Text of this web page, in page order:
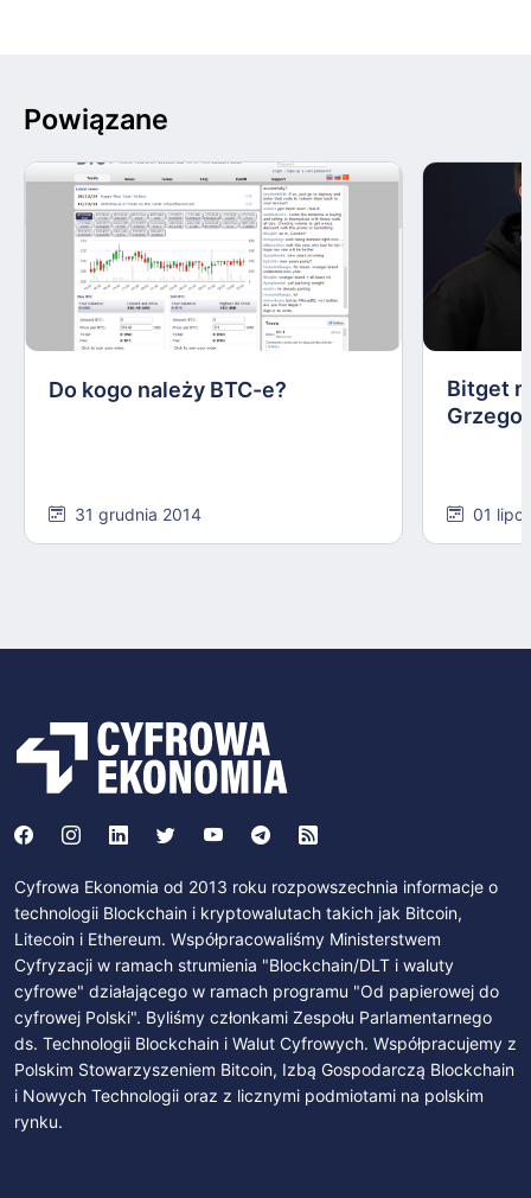
Powiązane
Do kogo należy BTC-e?
31 grudnia 2014
Bitget
01
Cyfrowa Ekonomia od 2013 roku rozpowszechnia informacje o
technologii Blockchain i kryptowalutach takich jak Bitcoin,
Litecoin i Ethereum. Współpracowaliśmy Ministerstwem
Cyfryzacji w ramach strumienia "Blockchain/DLT i waluty
cyfrowe" działającego w ramach programu "Od papierowej do
cyfrowej Polski". Byliśmy członkami Zespołu Parlamentarnego
ds. Technologii Blockchain i Walut Cyfrowych. Współpracujemy z
Polskim Stowarzyszeniem Bitcoin, Izbą Gospodarczą Blockchain
i Nowych Technologii oraz z licznymi podmiotami na polskim
rynku.